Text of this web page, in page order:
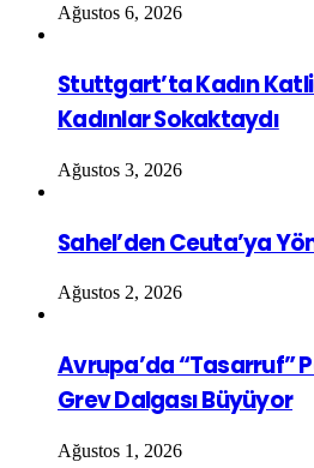
Ağustos 6, 2026
Stuttgart’ta Kadın
Kadınlar Sokaktaydı
Ağustos 3, 2026
Sahel’den Ceuta’ya
Ağustos 2, 2026
Avrupa’da “Tasarruf”
Grev Dalgası Büyüyor
Ağustos 1, 2026